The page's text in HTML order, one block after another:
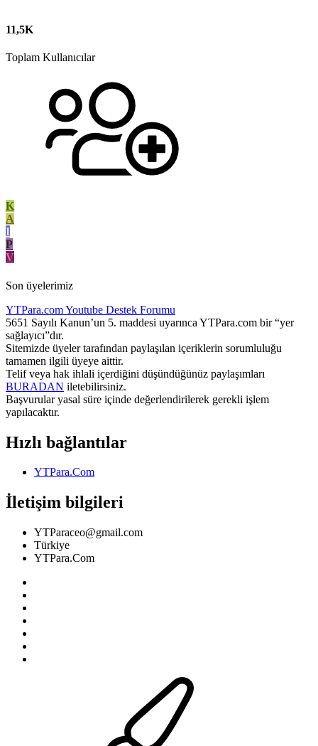
11,5K
Toplam Kullanıcılar
K
A
I
P
V
Son üyelerimiz
YTPara.comYoutube Destek Forumu
5651 Sayılı Kanun’un 5. maddesi uyarınca YTPara.com bir “yer
sağlayıcı”dır.
Sitemizde üyeler tarafından paylaşılan içeriklerin sorumluluğu
tamamen ilgili üyeye aittir.
Telif veya hak ihlali içerdiğini düşündüğünüz paylaşımları
BURADAN iletebilirsiniz.
Başvurular yasal süre içinde değerlendirilerek gerekli işlem
yapılacaktır.
Hızlı bağlantılar
YTPara.Com
İletişim bilgileri
YTParaceo@gmail.com
Türkiye
YTPara.Com